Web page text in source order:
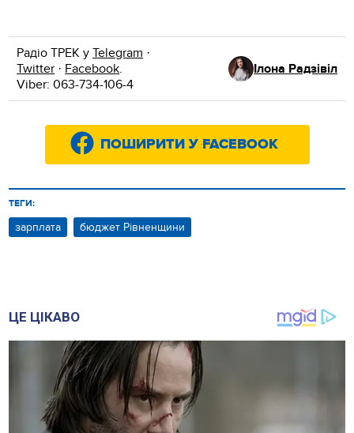
Радіо ТРЕК уTelegram ·
Twitter · Facebook.
Viber: 063-734-106-4
Ілона Радзівіл
ПОШИРИТИ У FACEBOOK
ТЕГИ:
зарплата бюджет Рівненщини
ЦЕ ЦІКАВО